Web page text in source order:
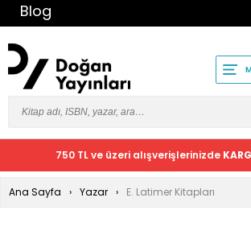
Blog
750 TL ve üzeri alışverişlerinizde
Ana Sayfa Yazar E. Latimer Kitapları